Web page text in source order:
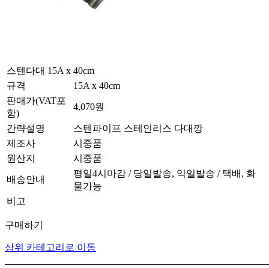
스텐다대 15A x 40cm
규격
15A x 40cm
판매가(VAT포
함)
4,070원
간략설명
스텐파이프 스테인리스 다대깡
제조사
시중품
원산지
시중품
배송안내
평일4시마감 / 당일발송, 익일발송 / 택배, 화
물가능
비고
구매하기
상위 카테고리로 이동